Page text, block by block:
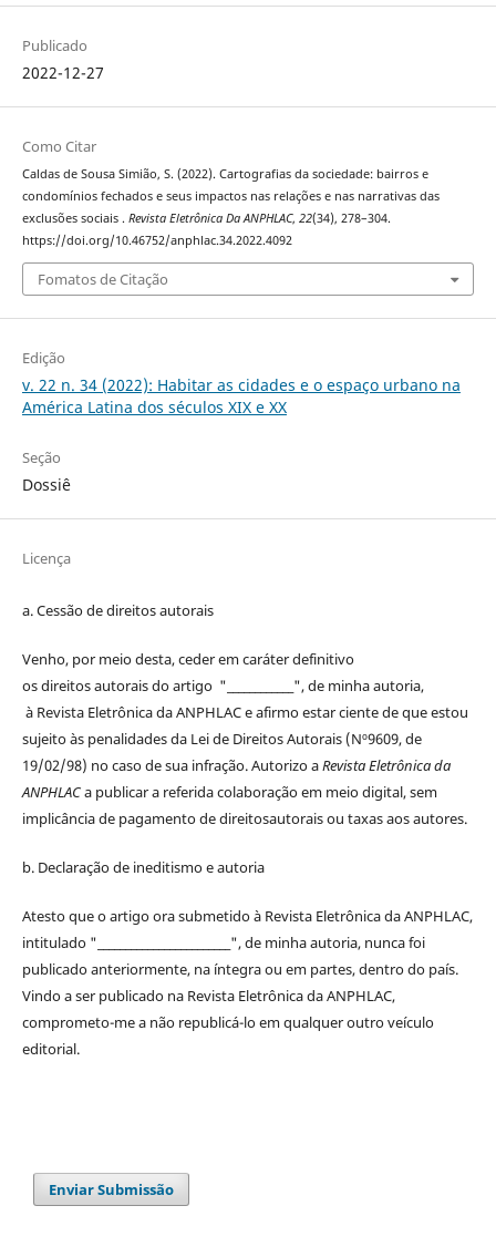
Publicado
2022-12-27
Como Citar
Caldas de Sousa Simião, S. (2022). Cartografias da sociedade: bairros e
condomínios fechados e seus impactos nas relações e nas narrativas das
exclusões sociais . Revista Eletrônica Da ANPHLAC, 22(34), 278–304.
https://doi.org/10.46752/anphlac.34.2022.4092
Fomatos de Citação
Edição
v. 22 n. 34 (2022): Habitar as cidades e o espaço urbano na
América Latina dos séculos XIX e XX
Seção
Dossiê
Licença
a. Cessão dedireitosautorais
Venho, por meio desta, ceder em caráter definitivo
osdireitosautoraisdo artigo "____________", de minha autoria,
à Revista Eletrônica da ANPHLACe afirmo estar ciente de que estou
sujeito às penalidades da Lei de DireitosAutorais(Nº9609, de
19/02/98) no caso de sua infração. Autorizo aRevista Eletrônica da
ANPHLACa publicar a referida colaboração em meio digital, sem
implicância de pagamento dedireitosautoraisou taxas aos autores.
b. Declaração de ineditismo e autoria
Atesto que o artigo ora submetido à Revista Eletrônica da ANPHLAC,
intitulado "________________________", de minha autoria, nunca foi
publicado anteriormente, na íntegra ou em partes, dentrodo país.
Vindo a ser publicado na Revista Eletrônica da ANPHLAC,
comprometo-me a não republicá-lo em qualquer outro veículo
editorial.
Enviar Submissão